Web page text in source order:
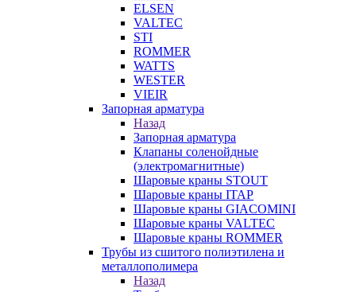
ELSEN
VALTEC
STI
ROMMER
WATTS
WESTER
VIEIR
Запорная арматура
Назад
Запорная арматура
Клапаны соленойдные
(электромагнитные)
Шаровые краны STOUT
Шаровые краны ITAP
Шаровые краны GIACOMINI
Шаровые краны VALTEC
Шаровые краны ROMMER
Трубы из сшитого полиэтилена и
металлополимера
Назад